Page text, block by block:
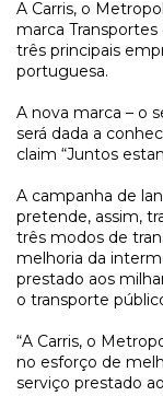
A Carris, o
marca Transportes
três principais
portuguesa.
A nova marca – o
será dada a
claim “Juntos
A campanha de
pretende, assim,
três modos de
melhoria da
prestado aos
o transporte
“A Carris, o
no esforço de
serviço prestado